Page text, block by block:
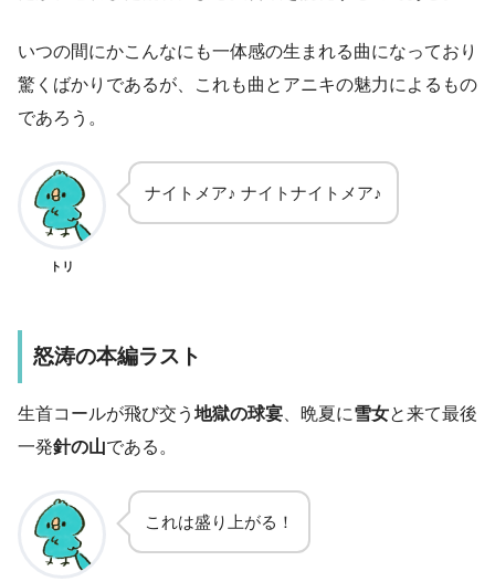
いつの間にかこんなにも一体感の生まれる曲になっており
驚くばかりであるが、これも曲とアニキの魅力によるもの
であろう。
トリ
ナイトメア♪ ナイトナイトメア♪
怒涛の本編ラスト
生首コールが飛び交う 地獄の球宴 、晩夏に雪女と来て最後
一発針の山である。
これは盛り上がる！